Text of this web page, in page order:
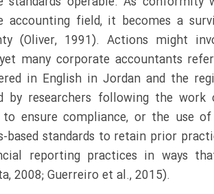
accounting field, it becomes a
(Oliver, 1991). Actions might
many corporate accountants
in English in Jordan and the
by researchers following the work
to ensure compliance, or the use
based standards to retain prior
reporting practices in ways
2008; Guerreiro et al., 2015).